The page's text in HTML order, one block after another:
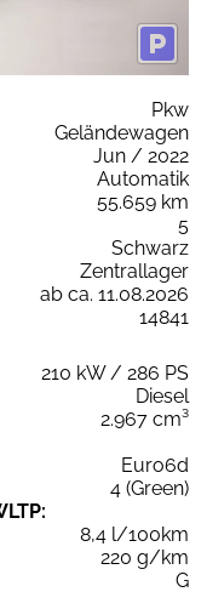
Pkw
Geländewagen
Jun / 2022
Automatik
55.659 km
5
Schwarz
Zentrallager
ab ca. 11.08.2026
14841
210 kW / 286 PS
Diesel
2.967 cm³
Euro6d
4 (Green)
8,4 l/100km
220 g/km
G